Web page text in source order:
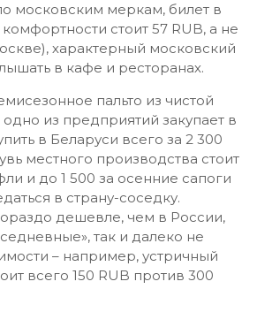
московским меркам, билет в
стоит 57 RUB, а не
характерный московский
в кафе и ресторанах.
пальто из чистой
из предприятий закупает в
в Беларуси всего за 2 300
местного производства стоит
и до 1 500 за осенние сапоги
в страну-соседку.
дешевле, чем в России,
так и далеко не
– например, устричный
всего 150 RUB против 300